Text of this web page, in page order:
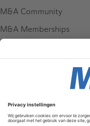
M&A Community
M&A Memberships
Service & Contact
Contact